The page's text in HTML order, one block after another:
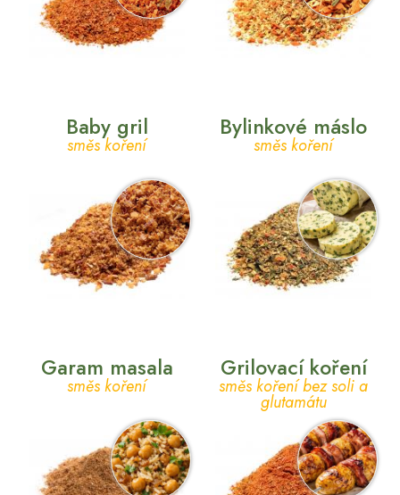
Baby gril
směs koření
Bylinkové máslo
směs koření
Garam masala
směs koření
Grilovací koření
směs koření bez soli a
glutamátu